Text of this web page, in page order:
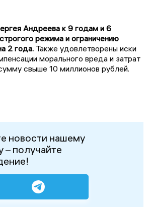
Андреева к 9 годам и 6
режима и ограничению
2 года. Также удовлетворены иски
морального вреда и затрат
свыше 10 миллионов рублей.
новости нашему
получайте